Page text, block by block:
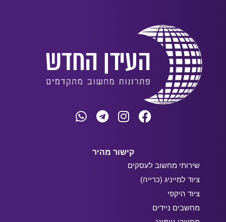
קישור מהיר
שירותי מחשוב לעסקים
ציוד למייניג (כרייה)
ציוד היקפי
מחשבים ניידים